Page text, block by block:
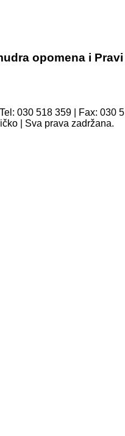
opomena i
030 518 359 | Fax: 030
| Sva prava zadržana.